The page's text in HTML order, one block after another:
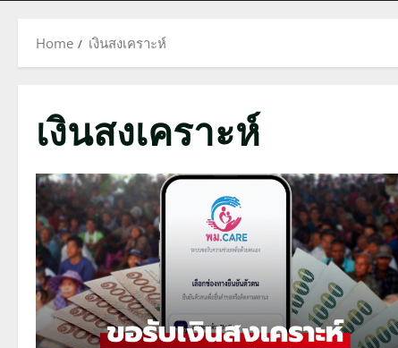
Home เงินสงเคราะห์
เงินสงเคราะห์